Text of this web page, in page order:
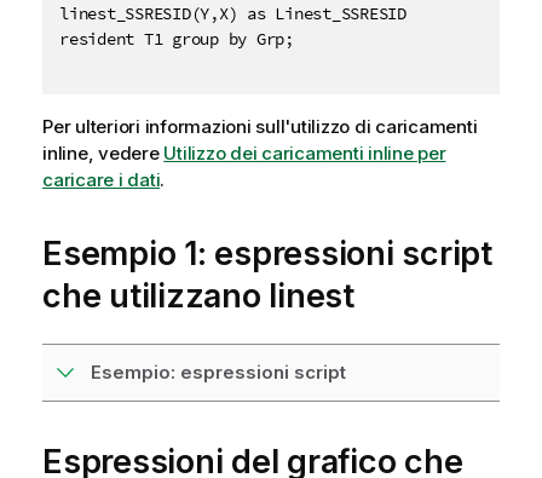
linest_SSRESID(Y,X) as Linest_SSRESID
resident T1 group by Grp;
Per ulteriori informazioni sull'utilizzo di caricamenti
inline, vedere Utilizzo dei caricamenti inline per
caricare i dati.
Esempio 1: espressioni script
che utilizzano linest
Esempio: espressioni script
Espressioni del grafico che